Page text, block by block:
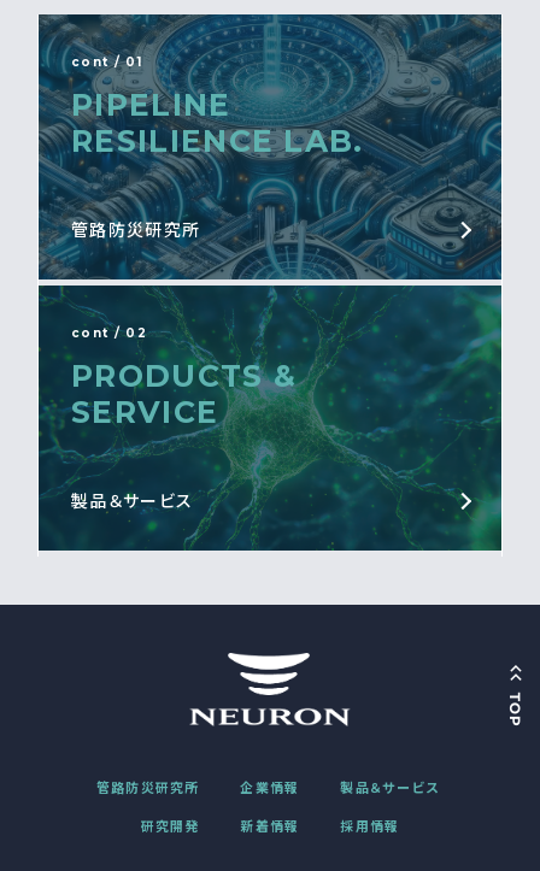
cont / 01
PIPELINE
RESILIENCE LAB.
管路防災研究所
cont / 02
PRODUCTS &
SERVICE
製品＆サービス
管路防災研究所 企業情報 製品＆サービス
研究開発 新着情報 採用情報